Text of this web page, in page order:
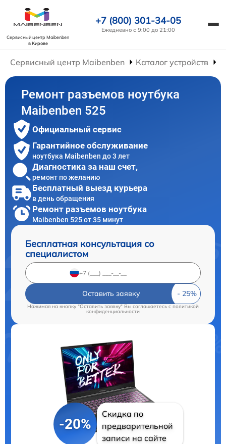
Сервисный центр Maibenben
в Кирове
+7 (800) 301-34-05
Ежедневно с 9:00 до 21:00
Сервисный центр Maibenben Каталог устройств
Ремонт разъемов ноутбука
Maibenben 525
Официальный сервис
Гарантийное обслуживание
ноутбука Maibenben до 3 лет
Диагностика за наш счет,
ремонт по желанию
Бесплатный выезд курьера
в день обращения
Ремонт разъемов ноутбука
Maibenben 525 от 35 минут
Бесплатная консультация со
специалистом
Оставить заявку
Нажимая на кнопку "Оставить заявку" Вы соглашаетесь cполитикой
конфиденциальности
-20%
Скидка по
предварительной
записи на сайте